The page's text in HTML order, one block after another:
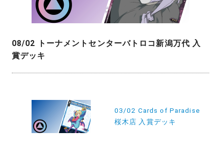
08/02 トーナメントセンターバトロコ新潟万代 入
賞デッキ
03/02 Cards of Paradise
桜木店 入賞デッキ